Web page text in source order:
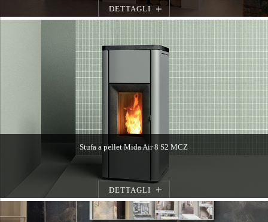
DETTAGLI
Stufa a pellet Mida Air 8 S2 MCZ
DETTAGLI